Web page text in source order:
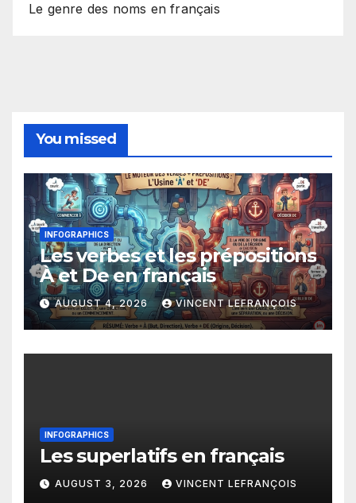
Le genre des noms en français
You missed
INFOGRAPHICS
Les verbes et les prépositions
À et De en français
AUGUST 4, 2026 VINCENT LEFRANÇOIS
INFOGRAPHICS
Les superlatifs en français
AUGUST 3, 2026 VINCENT LEFRANÇOIS